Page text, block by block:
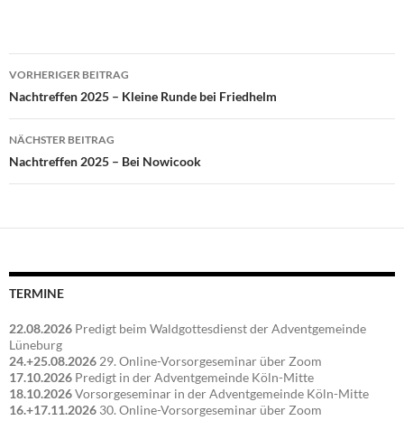
Beitragsnavigation
VORHERIGER BEITRAG
Nachtreffen 2025 – Kleine Runde bei Friedhelm
NÄCHSTER BEITRAG
Nachtreffen 2025 – Bei Nowicook
TERMINE
22.08.2026 Predigt beim Waldgottesdienst der Adventgemeinde
Lüneburg
24.+25.08.2026 29. Online-Vorsorgeseminar über Zoom
17.10.2026 Predigt in der Adventgemeinde Köln-Mitte
18.10.2026Vorsorgeseminar in der Adventgemeinde Köln-Mitte
16.+17.11.2026 30. Online-Vorsorgeseminar über Zoom